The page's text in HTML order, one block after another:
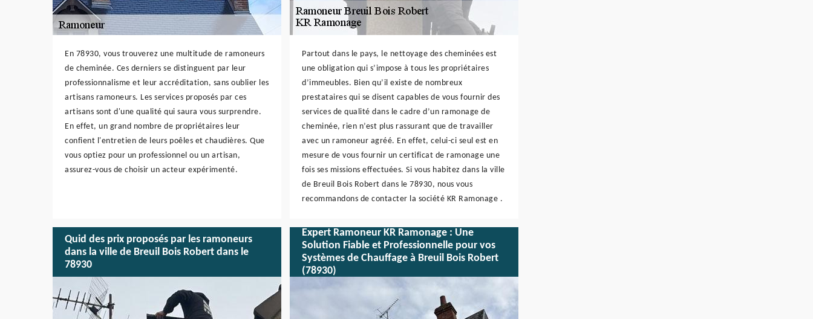
En 78930, vous trouverez une multitude de ramoneurs
de cheminée. Ces derniers se distinguent par leur
professionnalisme et leur accréditation, sans oublier les
artisans ramoneurs. Les services proposés par ces
artisans sont d'une qualité qui saura vous surprendre.
En effet, un grand nombre de propriétaires leur
confient l'entretien de leurs poêles et chaudières. Que
vous optiez pour un professionnel ou un artisan,
assurez-vous de choisir un acteur expérimenté.
Partout dans le pays, le nettoyage des cheminées est
une obligation qui s’impose à tous les propriétaires
d’immeubles. Bien qu’il existe de nombreux
prestataires qui se disent capables de vous fournir des
services de qualité dans le cadre d’un ramonage de
cheminée, rien n’est plus rassurant que de travailler
avec un ramoneur agréé. En effet, celui-ci seul est en
mesure de vous fournir un certificat de ramonage une
fois ses missions effectuées. Si vous habitez dans la ville
de Breuil Bois Robert dans le 78930, nous vous
recommandons de contacter la société KR Ramonage .
Quid des prix proposés par les ramoneurs
dans la ville de Breuil Bois Robert dans le
78930
Expert Ramoneur KR Ramonage : Une
Solution Fiable et Professionnelle pour vos
Systèmes de Chauffage à Breuil Bois Robert
(78930)